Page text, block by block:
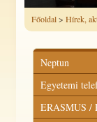
Főoldal> Hírek,
Neptun
Egyetemi
ERASMUS /